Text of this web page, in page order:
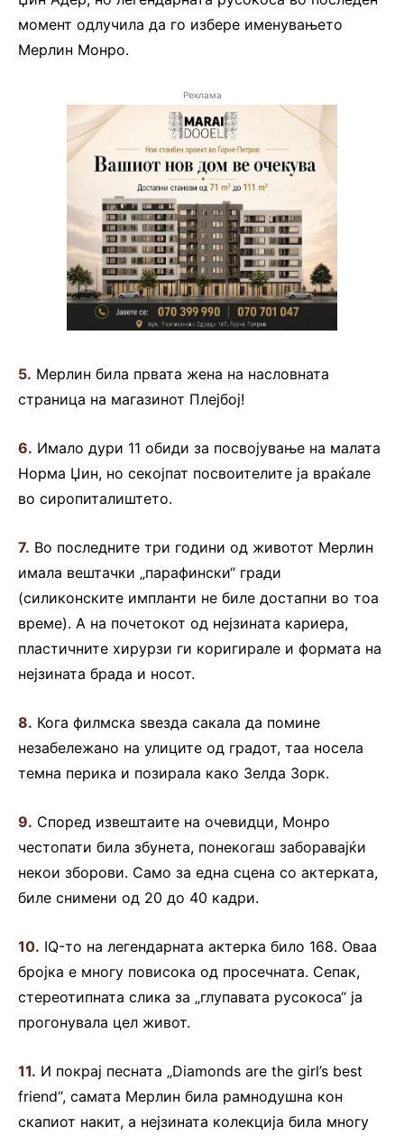
момент одлучила да го избере именувањето
Мерлин Монро.
Реклама
5. Мерлин била првата жена на насловната
страница на магазинот Плејбој!
6. Имало дури 11 обиди за посвојување на малата
Норма Џин, но секојпат посвоителите ја враќале
во сиропиталиштето.
7. Во последните три години од животот Мерлин
имала вештачки „парафински“ гради
(силиконските импланти не биле достапни во тоа
време). А на почетокот од нејзината кариера,
пластичните хирурзи ги коригирале и формата на
нејзината брада и носот.
8. Кога филмска ѕвезда сакала да помине
незабележано на улиците од градот, таа носела
темна перика и позирала како Зелда Зорк.
9. Според извештаите на очевидци, Монро
честопати била збунета, понекогаш заборавајќи
некои зборови. Само за една сцена со актерката,
биле снимени од 20 до 40 кадри.
10. IQ-то на легендарната актерка било 168. Оваа
бројка е многу повисока од просечната. Сепак,
стереотипната слика за „глупавата русокоса“ ја
прогонувала цел живот.
11. И покрај песната „Diamonds are the girl’s best
friend“, самата Мерлин била рамнодушна кон
скапиот накит, а нејзината колекција била многу